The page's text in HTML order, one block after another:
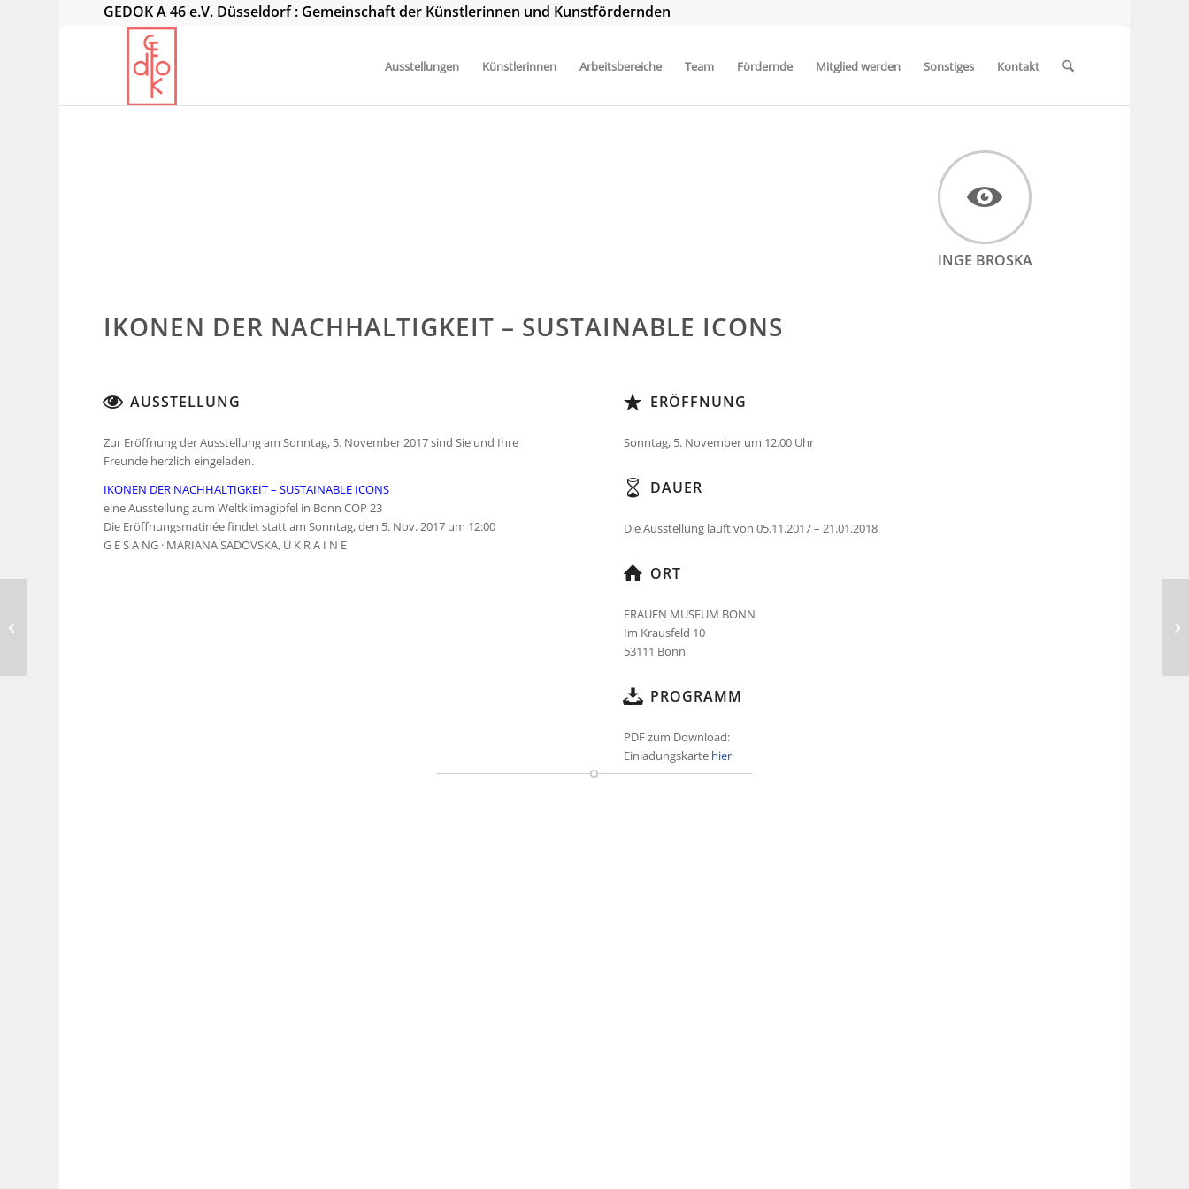
GEDOK A 46 e.V. Düsseldorf : Gemeinschaft der Künstlerinnen und Kunstfördernden
Ausstellungen Künstlerinnen Arbeitsbereiche Team Fördernde Mitglied werden Sonstiges Kontakt
INGE BROSKA
IKONEN DER NACHHALTIGKEIT – SUSTAINABLE ICONS
AUSSTELLUNG
Zur Eröffnung der Ausstellung am Sonntag, 5. November 2017 sind Sie und Ihre
Freunde herzlich eingeladen.
IKONEN DER NACHHALTIGKEIT – SUSTAINABLE ICONS
eine Ausstellung zum Weltklimagipfel in Bonn COP 23
Die Eröffnungsmatinée findet statt am Sonntag, den 5. Nov. 2017 um 12:00
G E S A NG · MARIANA SADOVSKA, U K R A I N E
ERÖFFNUNG
Sonntag, 5. November um 12.00 Uhr
DAUER
Die Ausstellung läuft von 05.11.2017 – 21.01.2018
ORT
FRAUEN MUSEUM BONN
Im Krausfeld 10
53111 Bonn
PROGRAMM
PDF zum Download:
Einladungskarte hier